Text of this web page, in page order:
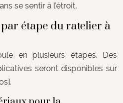
se sentir à l’étroit.
étape du ratelier à
en plusieurs étapes. Des
seront disponibles sur